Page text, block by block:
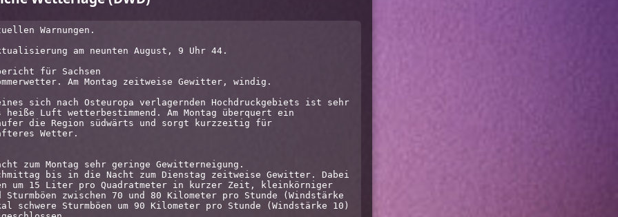
Warnungen.
am neunten August, 9 Uhr 44.
für Sachsen
Am Montag zeitweise Gewitter, windig.
eines sich nach Osteuropa verlagernden Hochdruckgebiets ist sehr
heiße Luft wetterbestimmend. Am Montag überquert ein
die Region südwärts und sorgt kurzzeitig für
Wetter.
zum Montag sehr geringe Gewitterneigung.
bis in die Nacht zum Dienstag zeitweise Gewitter. Dabei
um 15 Liter pro Quadratmeter in kurzer Zeit, kleinkörniger
Sturmböen zwischen 70 und 80 Kilometer pro Stunde (Windstärke
schwere Sturmböen um 90 Kilometer pro Stunde (Windstärke 10)